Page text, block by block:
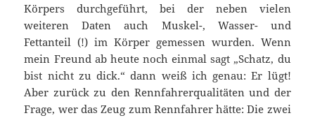
Körpers durchgeführt, bei der neben vielen
weiteren Daten auch Muskel-, Wasser- und
Fettanteil (!) im Körper gemessen wurden. Wenn
mein Freund ab heute noch einmal sagt „Schatz, du
bist nicht zu dick.“ dann weiß ich genau: Er lügt!
Aber zurück zu den Rennfahrerqualitäten und der
Frage, wer das Zeug zum Rennfahrer hätte: Die zwei